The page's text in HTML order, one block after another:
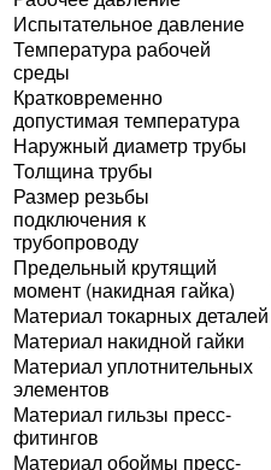
Испытательное давление
Температура рабочей
среды
Кратковременно
допустимая температура
Наружный диаметр трубы
Толщина трубы
Размер резьбы
подключения к
трубопроводу
Предельный крутящий
момент (накидная гайка)
Материал токарных деталей
Материал накидной гайки
Материал уплотнительных
элементов
Материал гильзы пресс-
фитингов
Материал обоймы пресс-